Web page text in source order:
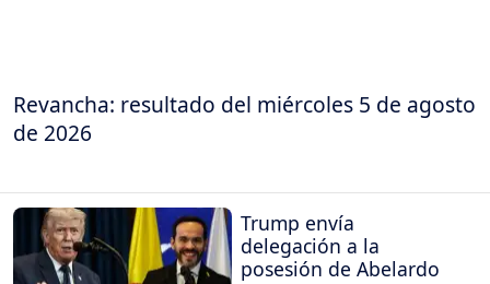
Revancha: resultado del miércoles 5 de agosto
de 2026
Trump envía
delegación a la
posesión de Abelardo